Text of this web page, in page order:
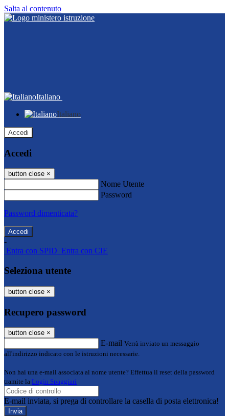
Salta al contenuto
Italiano
Italiano
Accedi
Accedi
button close ×
Nome Utente
Password
Password dimenticata?
-
Entra con SPID Entra con CIE
Seleziona utente
button close ×
Recupero password
button close ×
E-mail Verrà inviato un messaggio
all'indirizzo indicato con le istruzioni necessarie.
Non hai una e-mail associata al nome utente? Effettua il reset della password
tramite la Login Spaggiari
E-mail inviata, si prega di controllare la casella di posta elettronica!